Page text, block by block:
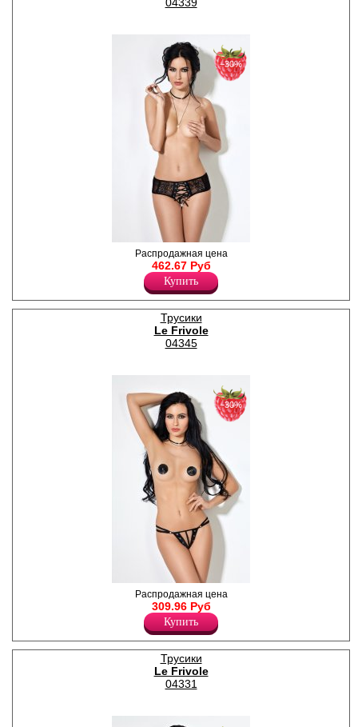
Искушающие трусики с
открытым доступом,
кружевными вставками и
декоративной шнуровкой
спереди.
Лайкра 16%
Полиамид 84%
−30%
Распродажная цена
462.67 Руб
Купить
Трусики
Le Frivole
04345
Чувственные трусики с
открытым доступом и
металлическими вставками.
Полиэстер 100%
−30%
Распродажная цена
309.96 Руб
Купить
Трусики
Le Frivole
04331